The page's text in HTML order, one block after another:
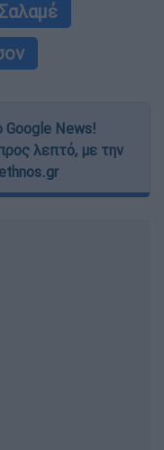
Google News!
λεπτό, με την